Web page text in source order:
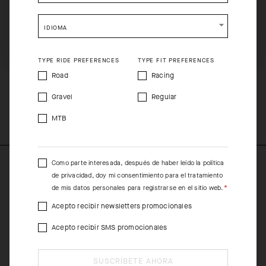
cómodamente con patillas y soportes nasales ajustables, y la
sobre grava. El modelo es compatible con nuestro Optical Clip,
COMPOSITION
partsfalse megol, Logofalse nichel, Terminal + Nosefalse inox
Please be advised that changing your location while
shopping will remove all contents from shopping bag.
IDIOMA
TYPE RIDE PREFERENCES
Road
Gravel
MTB
TYPE FIT PREFERENCES
Racing
Regular
Como parte interesada, después de haber leído la política
de privacidad, doy mi consentimiento para el tratamiento
de mis datos personales para registrarse en el sitio web.
Acepto recibir newsletters promocionales
Acepto recibir SMS promocionales
SUSCRÍBETE AHORA